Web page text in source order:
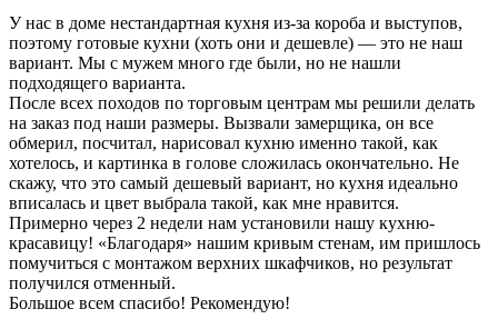
У нас в доме нестандартная кухня из-за короба и выступов,
поэтому готовые кухни (хоть они и дешевле) — это не наш
вариант. Мы с мужем много где были, но не нашли
подходящего варианта.
После всех походов по торговым центрам мы решили делать
на заказ под наши размеры. Вызвали замерщика, он все
обмерил, посчитал, нарисовал кухню именно такой, как
хотелось, и картинка в голове сложилась окончательно. Не
скажу, что это самый дешевый вариант, но кухня идеально
вписалась и цвет выбрала такой, как мне нравится.
Примерно через 2 недели нам установили нашу кухню-
красавицу! «Благодаря» нашим кривым стенам, им пришлось
помучиться с монтажом верхних шкафчиков, но результат
получился отменный.
Большое всем спасибо! Рекомендую!